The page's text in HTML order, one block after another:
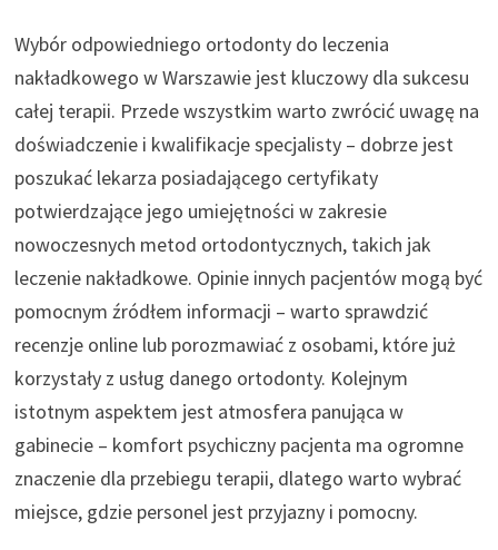
Wybór odpowiedniego ortodonty do leczenia
nakładkowego w Warszawie jest kluczowy dla sukcesu
całej terapii. Przede wszystkim warto zwrócić uwagę na
doświadczenie i kwalifikacje specjalisty – dobrze jest
poszukać lekarza posiadającego certyfikaty
potwierdzające jego umiejętności w zakresie
nowoczesnych metod ortodontycznych, takich jak
leczenie nakładkowe. Opinie innych pacjentów mogą być
pomocnym źródłem informacji – warto sprawdzić
recenzje online lub porozmawiać z osobami, które już
korzystały z usług danego ortodonty. Kolejnym
istotnym aspektem jest atmosfera panująca w
gabinecie – komfort psychiczny pacjenta ma ogromne
znaczenie dla przebiegu terapii, dlatego warto wybrać
miejsce, gdzie personel jest przyjazny i pomocny.